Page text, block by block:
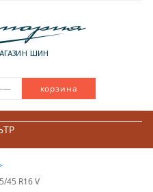
ШИН
корзина
45 R16 V